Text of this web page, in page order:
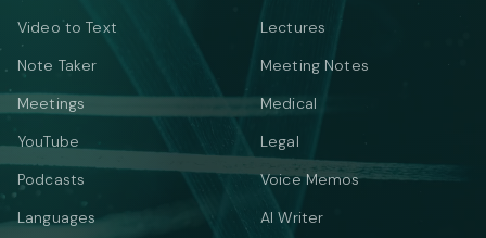
Video to Text
Note Taker
Meetings
YouTube
Podcasts
Languages
Lectures
Meeting Notes
Medical
Legal
Voice Memos
AI Writer